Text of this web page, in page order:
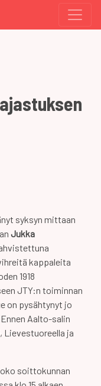
syksyn mittaan
Jukka
kappaleita
1918
JTY:n toiminnan
on pysähtynyt jo
Aalto-salin
Lievestuoreella ja
soittokunnan